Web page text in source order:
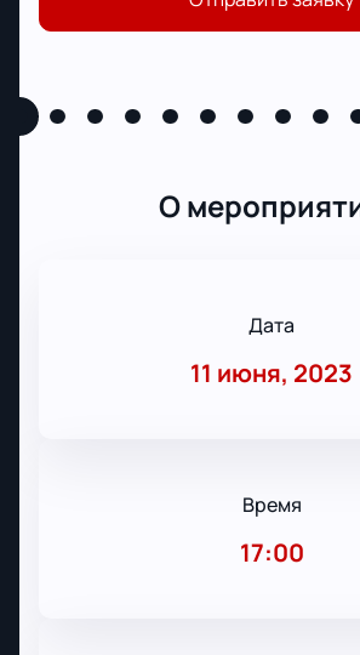
О
Дата
11 июня, 2023
Время
17:00